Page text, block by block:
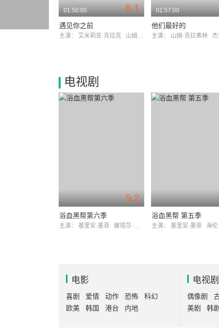
8.1
01:50:00
遇见你之前
主演： 艾米莉亚·克拉克 山姆·克拉弗林
01:57:00
他们最好的
主演： 山姆·克拉弗林 杰玛
电视剧
9.2
浴血黑帮第六季
主演： 基里安·墨菲 娜塔莎·奥基弗
浴血黑帮 第五季
主演： 基里安·墨菲 海伦·麦
电影
喜剧 爱情 动作 恐怖
科幻
欧美
韩国 港台 内地
电视剧
偶像剧
美剧
韩